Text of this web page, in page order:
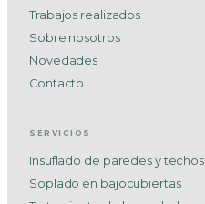
Trabajos realizados
Sobre nosotros
Novedades
Contacto
SERVICIOS
Insuflado de paredes y techos
Soplado en bajocubiertas